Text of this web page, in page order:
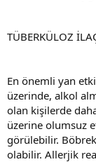
TÜBERKÜLOZ
En önemli yan
üzerinde, alkol
olan kişilerde
üzerine olumsuz
görülebilir.
olabilir. Allerjik